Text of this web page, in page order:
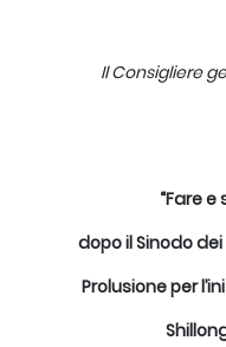
Il Consigliere
“Fare
dopo il Sinodo
Prolusione per